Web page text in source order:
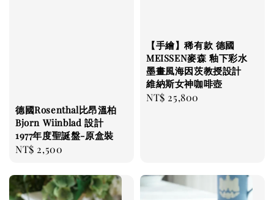
德國Rosenthal比昂溫柏
Bjorn Wiinblad 設計
1977年度聖誕盤-原盒裝
Regular
NT$ 2,500
【手繪】稀有款 德國
MEISSEN麥森 釉下彩水
墨畫風海因茨教授設計
維納斯女神咖啡壺
Regular
NT$ 25,800